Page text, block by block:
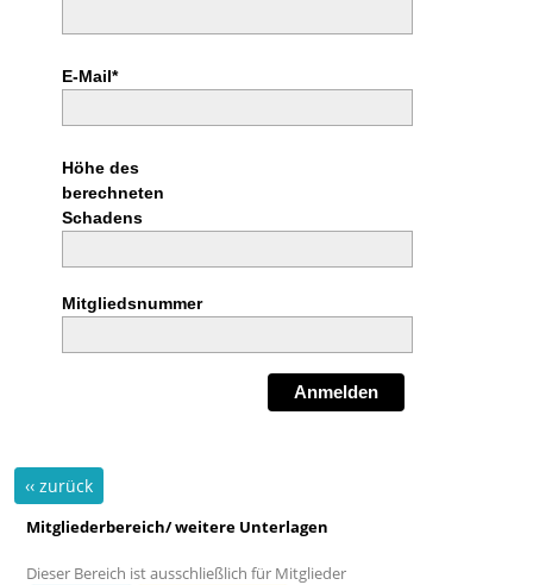
E-Mail*
Höhe des
berechneten
Schadens
Mitgliedsnummer
Anmelden
‹‹ zurück
Mitgliederbereich/ weitere Unterlagen
Dieser Bereich ist ausschließlich für Mitglieder